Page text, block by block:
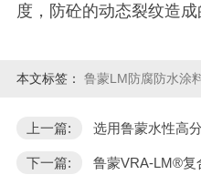
度，防砼的动态裂纹造成
本文标签： 鲁蒙LM防腐防水涂
上一篇: 选用鲁蒙水性高
下一篇:
鲁蒙VRA-LM®复